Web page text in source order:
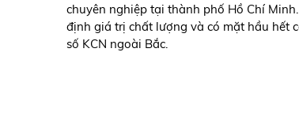
chuyên nghiệp tại thành phố Hồ Chí
định giá trị chất lượng và có mặt hầu hết
số KCN ngoài Bắc.